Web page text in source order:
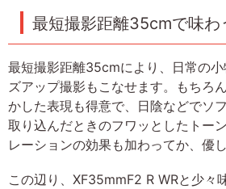
最短撮影距離35cmで味わ
最短撮影距離35cmにより、日常の
ズアップ撮影もこなせます。もちろ
かした表現も得意で、日陰などでソ
取り込んだときのフワッとしたトー
レーションの効果も加わってか、優
この辺り、XF35mmF2 R WRと少々